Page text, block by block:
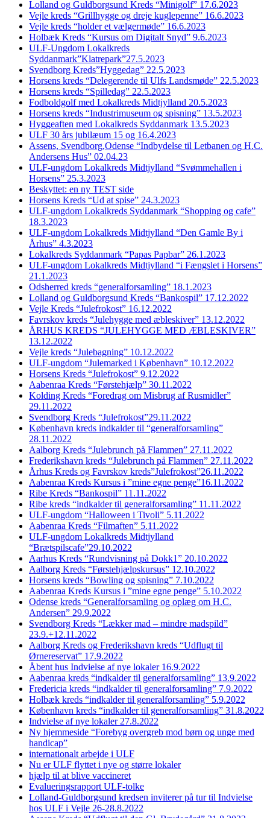
Lolland og Guldborgsund Kreds “Minigolf” 17.6.2023
Vejle kreds “Grillhygge og dreje kuglepenne” 16.6.2023
Vejle kreds “holder et vælgermøde” 16.6.2023
Holbæk Kreds “Kursus om Digitalt Snyd” 9.6.2023
ULF-Ungdom Lokalkreds
Syddanmark”Klatrepark”27.5.2023
Svendborg Kreds”Hyggedag” 22.5.2023
Horsens kreds “Delegerende til Ulfs Landsmøde” 22.5.2023
Horsens kreds “Spilledag” 22.5.2023
Fodboldgolf med Lokalkreds Midtjylland 20.5.2023
Horsens kreds “Industrimuseum og spisning” 13.5.2023
Hyggeaften med Lokalkreds Syddanmark 13.5.2023
ULF 30 års jubilæum 15 og 16.4.2023
Assens, Svendborg,Odense “Indbydelse til Letbanen og H.C.
Andersens Hus” 02.04.23
ULF-ungdom Lokalkreds Midtjylland “Svømmehallen i
Horsens” 25.3.2023
Beskyttet: en ny TEST side
Horsens Kreds “Ud at spise” 24.3.2023
ULF-ungdom Lokalkreds Syddanmark “Shopping og cafe”
18.3.2023
ULF-ungdom Lokalkreds Midtjylland “Den Gamle By i
Århus” 4.3.2023
Lokalkreds Syddanmark “Papas Papbar” 26.1.2023
ULF-ungdom Lokalkreds Midtjylland “i Fængslet i Horsens”
21.1.2023
Odsherred kreds “generalforsamling” 18.1.2023
Lolland og Guldborgsund Kreds “Bankospil” 17.12.2022
Vejle Kreds “Julefrokost” 16.12.2022
Favrskov kreds “Julehygge med æbleskiver” 13.12.2022
ÅRHUS KREDS “JULEHYGGE MED ÆBLESKIVER”
13.12.2022
Vejle kreds “Julebagning” 10.12.2022
ULF-ungdom “Julemarked i København” 10.12.2022
Horsens Kreds “Julefrokost” 9.12.2022
Aabenraa Kreds “Førstehjælp” 30.11.2022
Kolding Kreds “Foredrag om Misbrug af Rusmidler”
29.11.2022
Svendborg Kreds “Julefrokost”29.11.2022
København kreds indkalder til “generalforsamling”
28.11.2022
Aalborg Kreds “Julebrunch på Flammen” 27.11.2022
Frederikshavn kreds “Julebrunch på Flammen” 27.11.2022
Århus Kreds og Favrskov kreds”Julefrokost”26.11.2022
Aabenraa Kreds Kursus i ”mine egne penge”16.11.2022
Ribe Kreds “Bankospil” 11.11.2022
Ribe kreds “indkalder til generalforsamling” 11.11.2022
ULF-ungdom “Halloween i Tivoli” 5.11.2022
Aabenraa Kreds “Filmaften” 5.11.2022
ULF-ungdom Lokalkreds Midtjylland
“Brætspilscafe”29.10.2022
Aarhus Kreds “Rundvisning på Dokk1” 20.10.2022
Aalborg Kreds “Førstehjælpskursus” 12.10.2022
Horsens kreds “Bowling og spisning” 7.10.2022
Aabenraa Kreds Kursus i ”mine egne penge” 5.10.2022
Odense kreds “Generalforsamling og oplæg om H.C.
Andersen” 29.9.2022
Svendborg Kreds “Lækker mad – mindre madspild”
23.9.+12.11.2022
Aalborg Kreds og Frederikshavn kreds “Udflugt til
Ørnereservat” 17.9.2022
Åbent hus Indvielse af nye lokaler 16.9.2022
Aabenraa kreds “indkalder til generalforsamling” 13.9.2022
Fredericia kreds “indkalder til generalforsamling” 7.9.2022
Holbæk kreds “indkalder til generalforsamling” 5.9.2022
København kreds “indkalder til generalforsamling” 31.8.2022
Indvielse af nye lokaler 27.8.2022
Ny hjemmeside “Forebyg overgreb mod børn og unge med
handicap”
internationalt arbejde i ULF
Nu er ULF flyttet i nye og større lokaler
hjælp til at blive vaccineret
Evalueringsrapport ULF-tolke
Lolland-Guldborgsund kredsen inviterer på tur til Indvielse
hos ULF i Vejle 26-28.8.2022